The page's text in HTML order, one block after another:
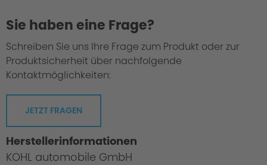
Sie haben eine Frage?
Schreiben Sie uns Ihre Frage zum Produkt oder zur
Produktsicherheit über nachfolgende
Kontaktmöglichkeiten:
JETZT FRAGEN
Herstellerinformationen
KOHL automobile GmbH